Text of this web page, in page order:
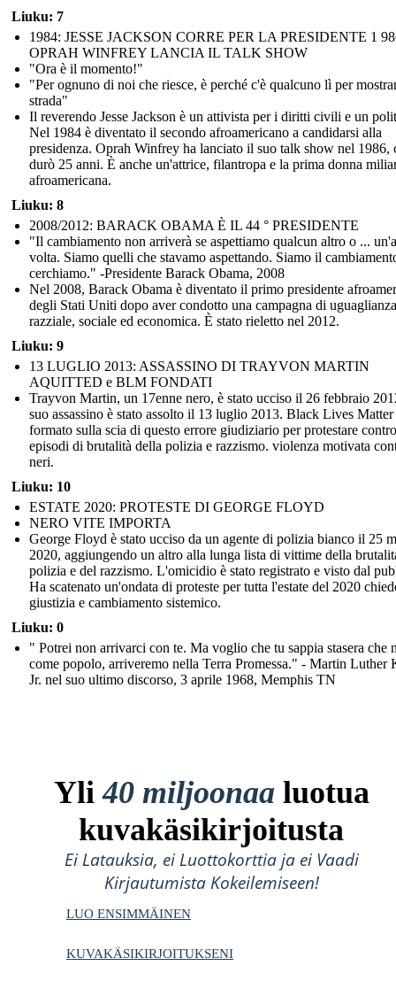
Liuku: 7
1984: JESSE JACKSON CORRE PER LA PRESIDENTE 1
OPRAH WINFREY LANCIA IL TALK SHOW
"Ora è il momento!"
"Per ognuno di noi che riesce, è perché c'è qualcuno lì per
strada"
Il reverendo Jesse Jackson è un attivista per i diritti civili e un
Nel 1984 è diventato il secondo afroamericano a candidarsi alla
presidenza. Oprah Winfrey ha lanciato il suo talk show nel 1986,
durò 25 anni. È anche un'attrice, filantropa e la prima donna
afroamericana.
Liuku: 8
2008/2012: BARACK OBAMA È IL 44 ° PRESIDENTE
"Il cambiamento non arriverà se aspettiamo qualcun altro o ...
volta. Siamo quelli che stavamo aspettando. Siamo il
cerchiamo." -Presidente Barack Obama, 2008
Nel 2008, Barack Obama è diventato il primo presidente
degli Stati Uniti dopo aver condotto una campagna di uguaglianza
razziale, sociale ed economica. È stato rieletto nel 2012.
Liuku: 9
13 LUGLIO 2013: ASSASSINO DI TRAYVON MARTIN
AQUITTED e BLM FONDATI
Trayvon Martin, un 17enne nero, è stato ucciso il 26 febbraio
suo assassino è stato assolto il 13 luglio 2013. Black Lives Matter
formato sulla scia di questo errore giudiziario per protestare
episodi di brutalità della polizia e razzismo. violenza motivata
neri.
Liuku: 10
ESTATE 2020: PROTESTE DI GEORGE FLOYD
NERO VITE IMPORTA
George Floyd è stato ucciso da un agente di polizia bianco il 25
2020, aggiungendo un altro alla lunga lista di vittime della
polizia e del razzismo. L'omicidio è stato registrato e visto dal
Ha scatenato un'ondata di proteste per tutta l'estate del 2020
giustizia e cambiamento sistemico.
Liuku: 0
" Potrei non arrivarci con te. Ma voglio che tu sappia stasera che
come popolo, arriveremo nella Terra Promessa." - Martin Luther
Jr. nel suo ultimo discorso, 3 aprile 1968, Memphis TN
Yli40 miljoonaa luotua
kuvakäsikirjoitusta
Ei Latauksia, ei Luottokorttia ja ei Vaadi
Kirjautumista Kokeilemiseen!
LUO ENSIMMÄINEN
KUVAKÄSIKIRJOITUKSENI